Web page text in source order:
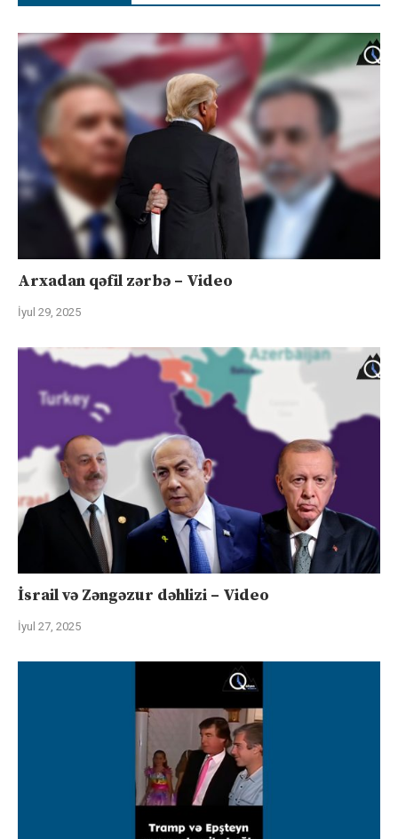
Arxadan qəfil zərbə – Video
İyul 29, 2025
İsrail və Zəngəzur dəhlizi – Video
İyul 27, 2025